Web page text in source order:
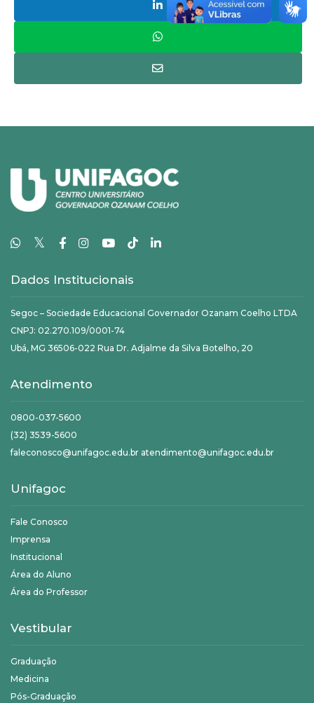
𝕏
Dados Institucionais
Segoc – Sociedade Educacional Governador Ozanam Coelho LTDA
CNPJ: 02.270.109/0001-74
Ubá, MG 36506-022 Rua Dr. Adjalme da Silva Botelho, 20
Atendimento
0800-037-5600
(32) 3539-5600
faleconosco@unifagoc.edu.br atendimento@unifagoc.edu.br
Unifagoc
Fale Conosco
Imprensa
Institucional
Área do Aluno
Área do Professor
Vestibular
Graduação
Medicina
Pós-Graduação